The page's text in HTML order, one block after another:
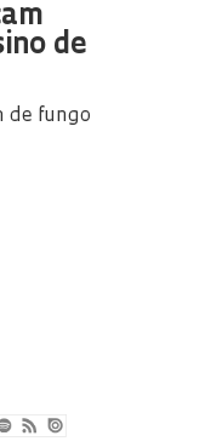
de
de fungo